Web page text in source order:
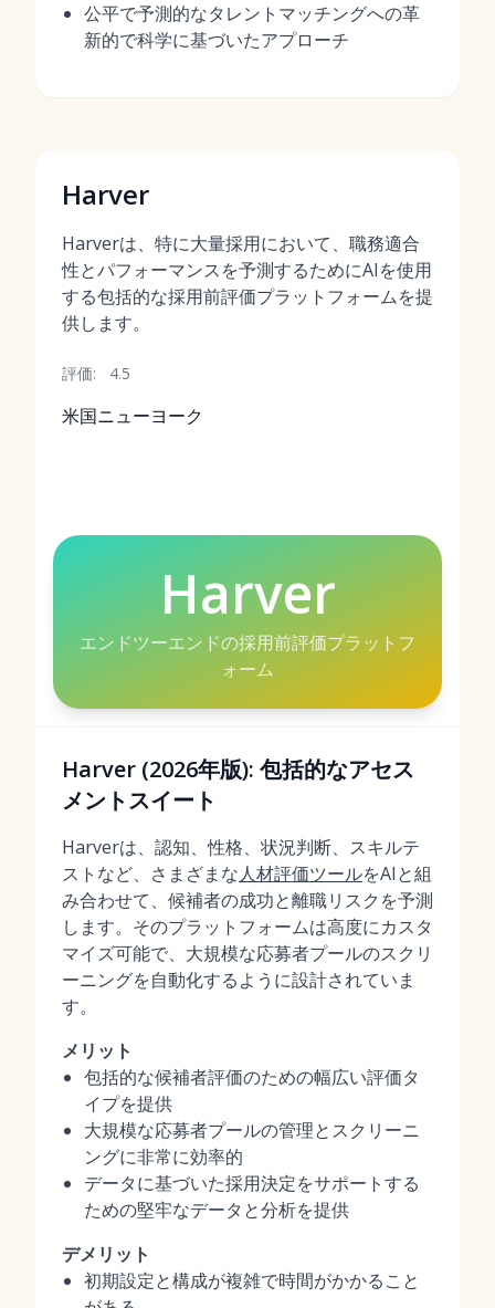
公平で予測的なタレントマッチングへの革
新的で科学に基づいたアプローチ
Harver
Harverは、特に大量採用において、職務適合
性とパフォーマンスを予測するためにAIを使用
する包括的な採用前評価プラットフォームを提
供します。
評価: 4.5
米国ニューヨーク
Harver
エンドツーエンドの採用前評価プラットフ
ォーム
Harver (2026年版): 包括的なアセス
メントスイート
Harverは、認知、性格、状況判断、スキルテ
ストなど、さまざまな人材評価ツールをAIと組
み合わせて、候補者の成功と離職リスクを予測
します。そのプラットフォームは高度にカスタ
マイズ可能で、大規模な応募者プールのスクリ
ーニングを自動化するように設計されていま
す。
メリット
包括的な候補者評価のための幅広い評価タ
イプを提供
大規模な応募者プールの管理とスクリーニ
ングに非常に効率的
データに基づいた採用決定をサポートする
ための堅牢なデータと分析を提供
デメリット
初期設定と構成が複雑で時間がかかること